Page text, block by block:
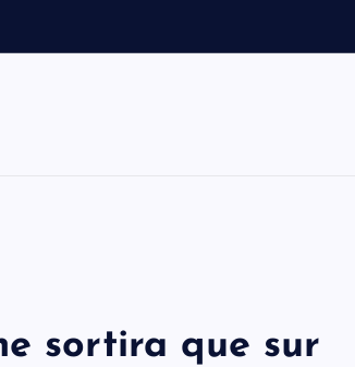
sortira que sur